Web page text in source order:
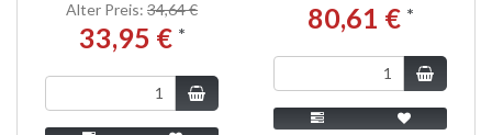
Alter Preis: 34,64 €
33,95 € * 80,61 € *